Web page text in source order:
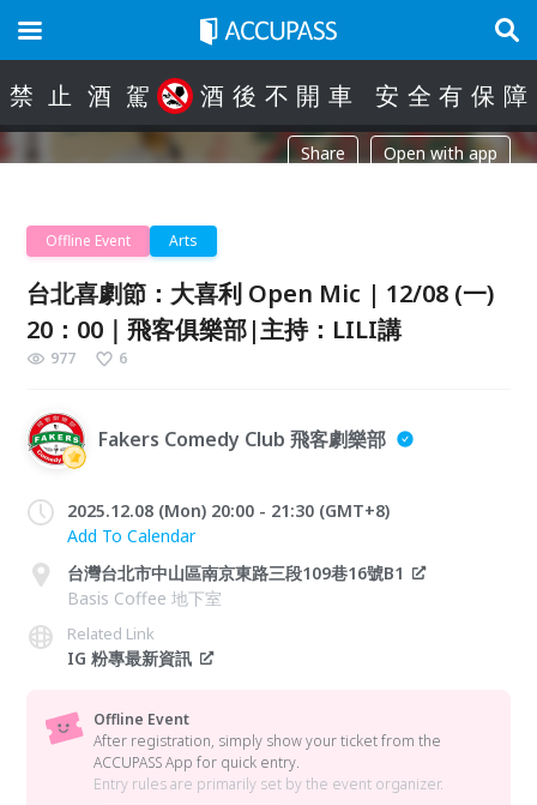
禁 止 酒 駕 酒 後 不 開 車 安 全 有 保 障
Share Open with app
Offline Event Arts
台北喜劇節：大喜利 Open Mic | 12/08 (一)
20：00｜飛客俱樂部|主持：LILI講
977 6
Fakers Comedy Club 飛客劇樂部
2025.12.08 (Mon) 20:00 - 21:30 (GMT+8)
Add To Calendar
台灣台北市中山區南京東路三段109巷16號B1
Basis Coffee 地下室
Related Link
IG 粉專最新資訊
Offline Event
After registration, simply show your ticket from the
ACCUPASS App for quick entry.
Entry rules are primarily set by the event organizer.